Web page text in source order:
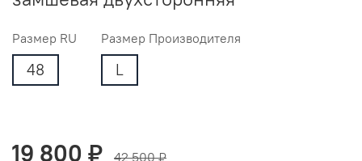
Размер RU
48
Размер Производителя
L
19 800 ₽ 42 500 ₽